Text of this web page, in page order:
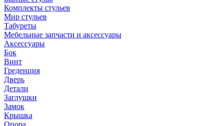
Комплекты стульев
Мир стульев
Табуреты
Мебельные запчасти и аксессуары
Аксессуары
Бок
Винт
Греденция
Дверь
Детали
Заглушки
Замок
Крышка
Опора